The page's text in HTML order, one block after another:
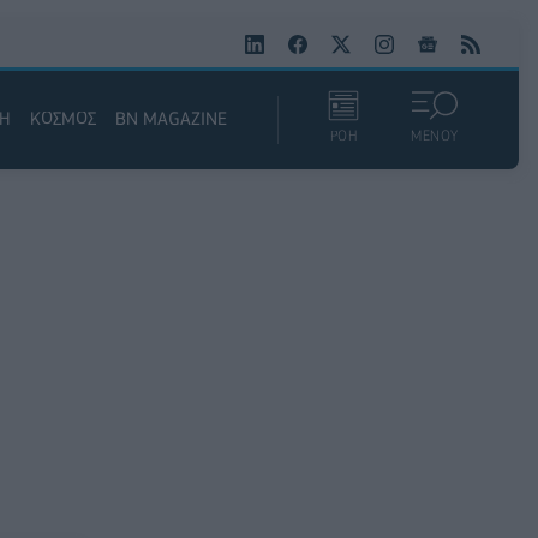
ΚΟΣΜΟΣ BN MAGAZINE
ΡΟΗ ΜΕΝΟΥ